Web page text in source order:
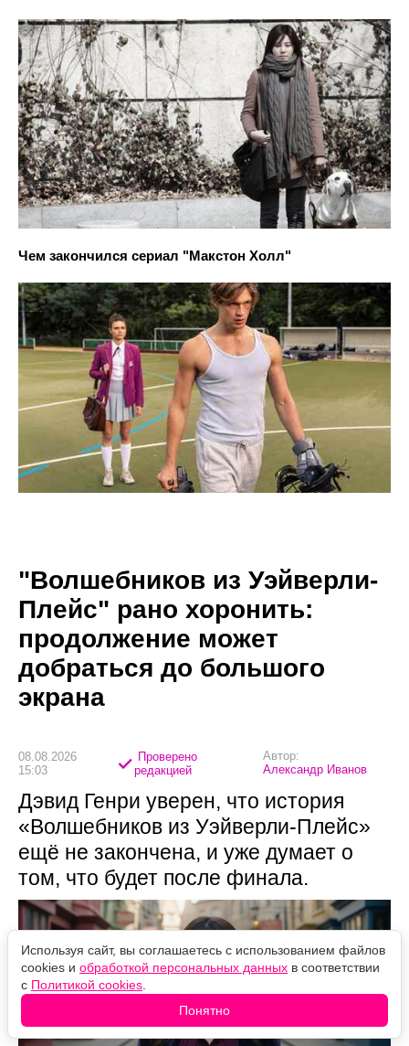
Чем закончился сериал "Макстон Холл"
"Волшебников из Уэйверли-
Плейс" рано хоронить:
продолжение может
добраться до большого
экрана
08.08.2026
15:03
Проверено
редакцией
Автор:
Александр Иванов
Дэвид Генри уверен, что история
«Волшебников из Уэйверли-Плейс»
ещё не закончена, и уже думает о
том, что будет после финала.
Используя сайт, вы соглашаетесь с использованием файлов
cookies и обработкой персональных данных в соответствии
с Политикой cookies
Понятно